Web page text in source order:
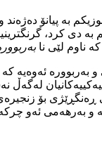
بە پیانۆ
دی کرد،
ناوم لێی نا
بەربوورە ئەوەیە کە
لەگەڵ
ڕەنگڕێژی بۆ
و بەرهەمی ئەو